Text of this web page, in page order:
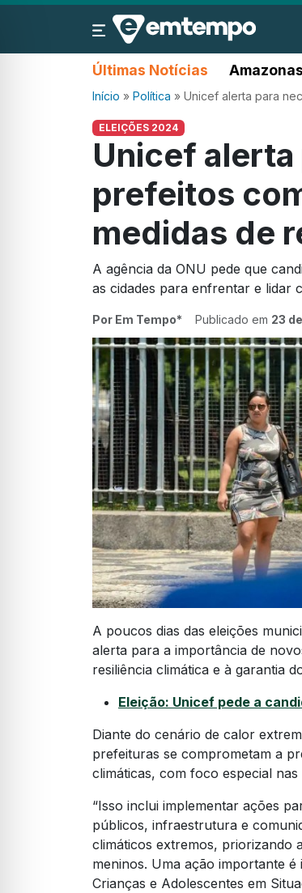
Últimas Notícias Amazonas
Início » Política » Unicef alerta para
ELEIÇÕES 2024
Unicef
prefeitos
medidas de
A agência da ONU pede que
as cidades para enfrentar e lidar
Por Em Tempo* Publicado em 23
A poucos dias das eleições
alerta para a importância de
resiliência climática e à garantia
Eleição: Unicef pede a
Diante do cenário de calor
prefeituras se comprometam a
climáticas, com foco especial
“Isso inclui implementar ações
públicos, infraestrutura e
climáticos extremos, priorizando
meninos. Uma ação importante
Crianças e Adolescentes em